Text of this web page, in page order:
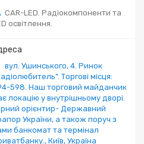
CAR-LED. Радіокомпоненти та
освітлення.
вул. Ушинського, 4. Ринок
Торгові місця:
598. Наш торговий майданчик
локацію у внутрішньому дворі.
орієнтир- Державний
України, а також поруч з
банкомат та термінал
Київ, Україна